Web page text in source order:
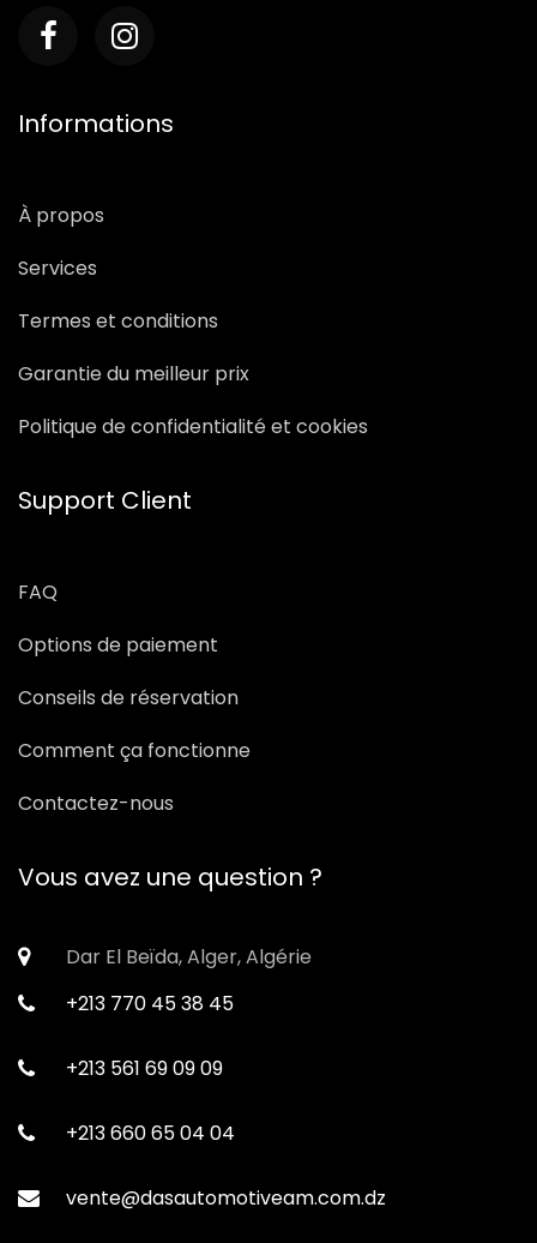
Informations
À propos
Services
Termes et conditions
Garantie du meilleur prix
Politique de confidentialité et cookies
Support Client
FAQ
Options de paiement
Conseils de réservation
Comment ça fonctionne
Contactez-nous
Vous avez une question ?
Dar El Beïda, Alger, Algérie
+213 770 45 38 45
+213 561 69 09 09
+213 660 65 04 04
vente@dasautomotiveam.com.dz